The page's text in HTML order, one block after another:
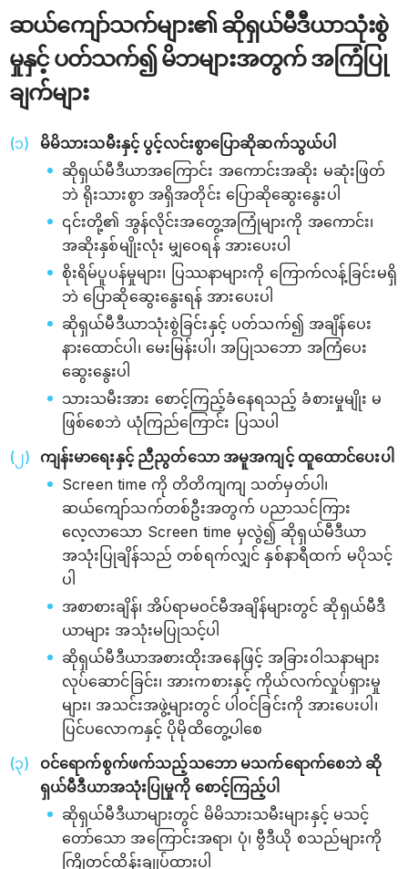
ဆယ်ကျော်သက်များ၏ ဆိုရှယ်မီဒီယာသုံးစွဲ
မှုနှင့် ပတ်သက်၍ မိဘများအတွက် အကြံပြု
ချက်များ
မိမိသားသမီးနှင့် ပွင့်လင်းစွာပြောဆိုဆက်သွယ်ပါ
ဆိုရှယ်မီဒီယာအကြောင်း အကောင်းအဆိုး မဆုံးဖြတ်
ဘဲ ရိုးသားစွာ အရှိအတိုင်း ပြောဆိုဆွေးနွေးပါ
၎င်းတို့၏ အွန်လိုင်းအတွေ့အကြုံများကို အကောင်း၊
အဆိုးနှစ်မျိုးလုံး မျှဝေရန် အားပေးပါ
စိုးရိမ်ပူပန်မှုများ၊ ပြဿနာများကို ကြောက်လန့်ခြင်းမရှိ
ဘဲ ပြောဆိုဆွေးနွေးရန် အားပေးပါ
ဆိုရှယ်မီဒီယာသုံးစွဲခြင်းနှင့် ပတ်သက်၍ အချိန်ပေး
နားထောင်ပါ၊ မေးမြန်းပါ၊ အပြုသဘော အကြံပေး
ဆွေးနွေးပါ
သားသမီးအား စောင့်ကြည့်ခံနေရသည့် ခံစားမှုမျိုး မ
ဖြစ်စေဘဲ ယုံကြည်ကြောင်း ပြသပါ
ကျန်းမာရေးနှင့် ညီညွတ်သော အမူအကျင့် ထူထောင်ပေးပါ
Screen time ကို တိတိကျကျ သတ်မှတ်ပါ၊
ဆယ်ကျော်သက်တစ်ဦးအတွက် ပညာသင်ကြား
လေ့လာသော Screen time မှလွဲ၍ ဆိုရှယ်မီဒီယာ
အသုံးပြုချိန်သည် တစ်ရက်လျှင် နှစ်နာရီထက် မပိုသင့်
ပါ
အစာစားချိန်၊ အိပ်ရာမဝင်မီအချိန်များတွင် ဆိုရှယ်မီဒီ
ယာများ အသုံးမပြုသင့်ပါ
ဆိုရှယ်မီဒီယာအစားထိုးအနေဖြင့် အခြားဝါသနာများ
လုပ်ဆောင်ခြင်း၊ အားကစားနှင့် ကိုယ်လက်လှုပ်ရှားမှု
များ၊ အသင်းအဖွဲ့များတွင် ပါဝင်ခြင်းကို အားပေးပါ၊
ပြင်ပလောကနှင့် ပိုမိုထိတွေ့ပါစေ
ဝင်ရောက်စွက်ဖက်သည့်သဘော မသက်ရောက်စေဘဲ ဆို
ရှယ်မီဒီယာအသုံးပြုမှုကို စောင့်ကြည့်ပါ
ဆိုရှယ်မီဒီယာများတွင် မိမိသားသမီးများနှင့် မသင့်
တော်သော အကြောင်းအရာ၊ ပုံ၊ ဗွီဒီယို စသည်များကို
ကြိုတင်ထိန်းချုပ်ထားပါ